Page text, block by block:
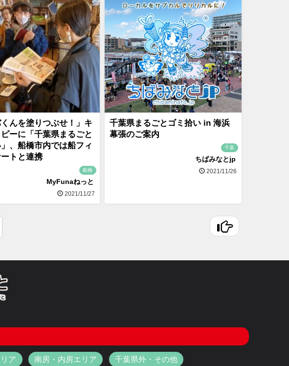
くんを塗りつぶせ！」キ
ーに「千葉県まるごと
、船橋市内では船フィ
トと連携
船橋
MyFunaねっと
2021/11/27
千葉県まるごとゴミ拾い in 海浜
幕張のご案内
千葉
ちばみなとjp
2021/11/26
ア 南房・内房エリア 千葉県外・その他